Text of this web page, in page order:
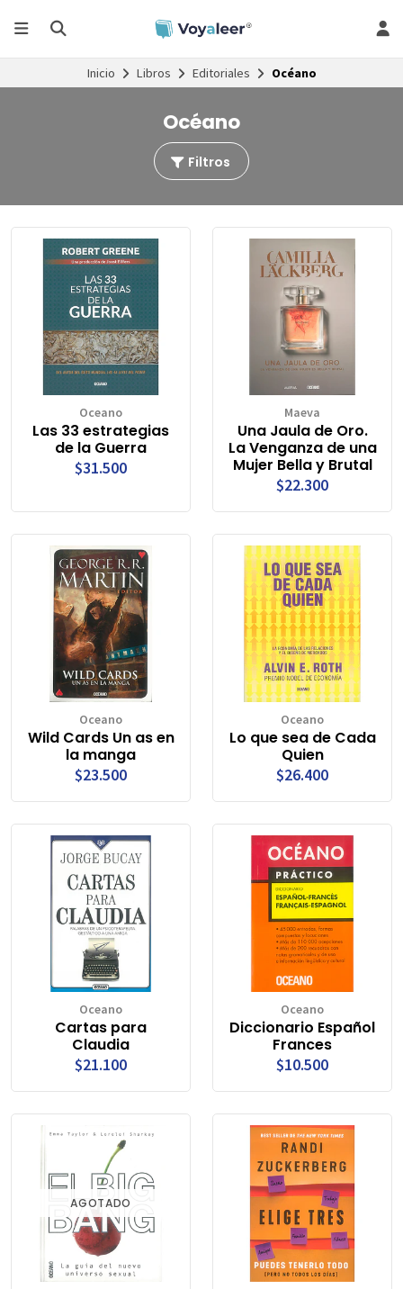
Inicio Libros Editoriales Océano
Océano
Filtros
Oceano
Las 33 estrategias
de la Guerra
$31.500
Maeva
Una Jaula de Oro.
La Venganza de una
Mujer Bella y Brutal
$22.300
Oceano
Wild Cards Un as en
la manga
$23.500
Oceano
Lo que sea de Cada
Quien
$26.400
Oceano
Cartas para
Claudia
$21.100
Oceano
Diccionario Español
Frances
$10.500
AGOTADO